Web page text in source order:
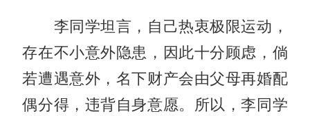
李同学坦言，自己热衷极限运动，
存在不小意外隐患，因此十分顾虑，倘
若遭遇意外，名下财产会由父母再婚配
偶分得，违背自身意愿。所以，李同学